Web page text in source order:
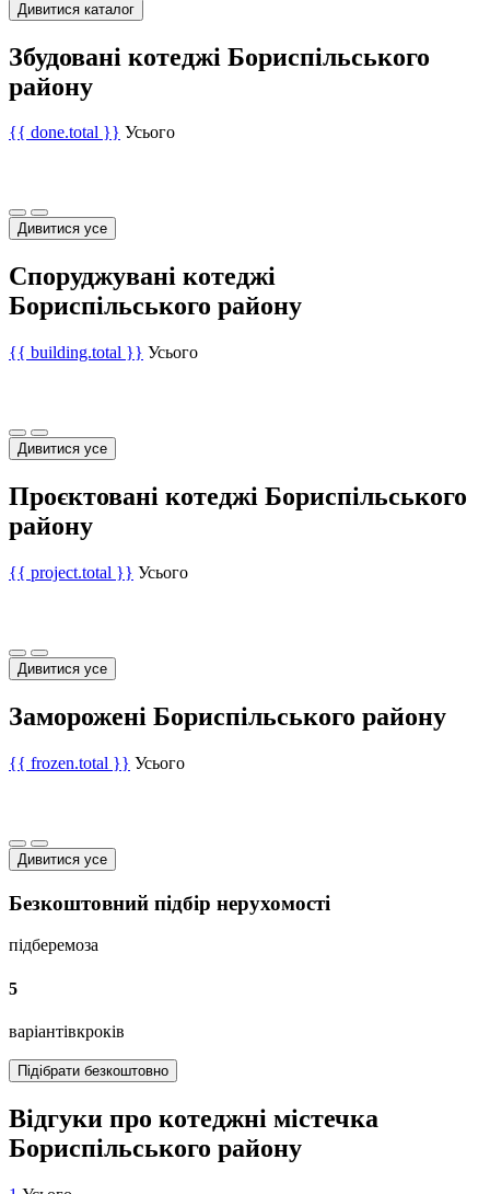
Дивитися каталог
Збудовані котеджі Бориспільського
району
{{ done.total }} Усього
Дивитися усе
Споруджувані котеджі
Бориспільського району
{{ building.total }} Усього
Дивитися усе
Проєктовані котеджі Бориспільського
району
{{ project.total }} Усього
Дивитися усе
Заморожені Бориспільського району
{{ frozen.total }} Усього
Дивитися усе
Безкоштовний підбір нерухомості
підберемоза
5
варіантівкроків
Підібрати безкоштовно
Відгуки про котеджні містечка
Бориспільського району